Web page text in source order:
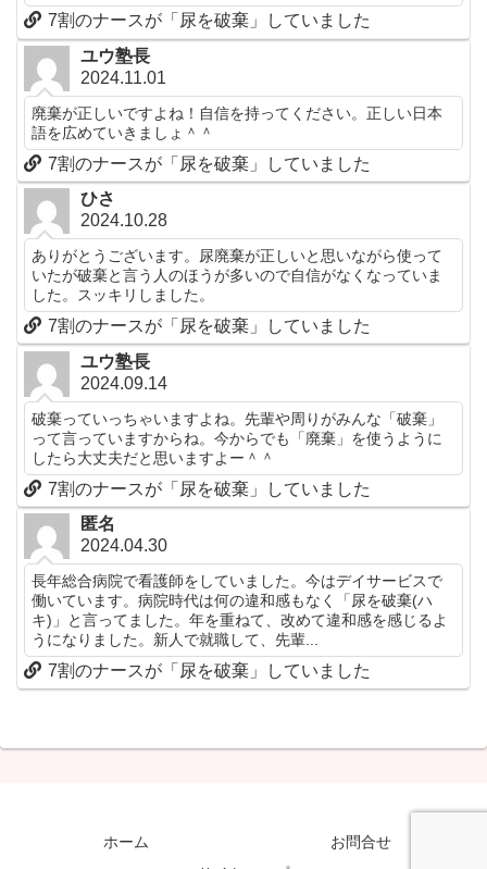
7割のナースが「尿を破棄」していました
ユウ塾長
2024.11.01
廃棄が正しいですよね！自信を持ってください。正しい日本
語を広めていきましょ＾＾
7割のナースが「尿を破棄」していました
ひさ
2024.10.28
ありがとうございます。尿廃棄が正しいと思いながら使って
いたが破棄と言う人のほうが多いので自信がなくなっていま
した。スッキリしました。
7割のナースが「尿を破棄」していました
ユウ塾長
2024.09.14
破棄っていっちゃいますよね。先輩や周りがみんな「破棄」
って言っていますからね。今からでも「廃棄」を使うように
したら大丈夫だと思いますよー＾＾
7割のナースが「尿を破棄」していました
匿名
2024.04.30
長年総合病院で看護師をしていました。今はデイサービスで
働いています。病院時代は何の違和感もなく「尿を破棄(ハ
キ)」と言ってました。年を重ねて、改めて違和感を感じるよ
うになりました。新人で就職して、先輩...
7割のナースが「尿を破棄」していました
ホーム
お問合せ